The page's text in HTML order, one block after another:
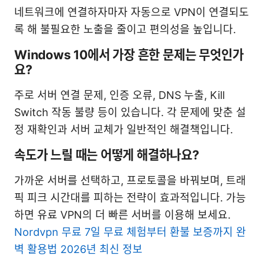
네트워크에 연결하자마자 자동으로 VPN이 연결되도
록 해 불필요한 노출을 줄이고 편의성을 높입니다.
Windows 10에서 가장 흔한 문제는 무엇인가
요?
주로 서버 연결 문제, 인증 오류, DNS 누출, Kill
Switch 작동 불량 등이 있습니다. 각 문제에 맞춘 설
정 재확인과 서버 교체가 일반적인 해결책입니다.
속도가 느릴 때는 어떻게 해결하나요?
가까운 서버를 선택하고, 프로토콜을 바꿔보며, 트래
픽 피크 시간대를 피하는 전략이 효과적입니다. 가능
하면 유료 VPN의 더 빠른 서버를 이용해 보세요.
Nordvpn 무료 7일 무료 체험부터 환불 보증까지 완
벽 활용법 2026년 최신 정보